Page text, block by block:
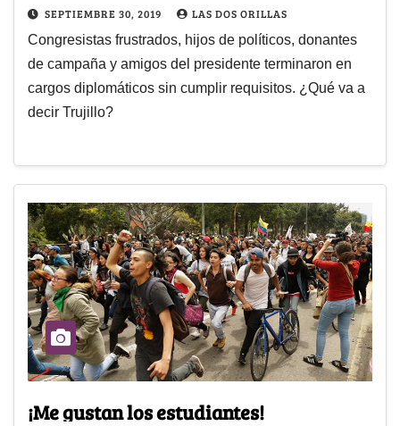
SEPTIEMBRE 30, 2019 LAS DOS ORILLAS
Congresistas frustrados, hijos de políticos, donantes
de campaña y amigos del presidente terminaron en
cargos diplomáticos sin cumplir requisitos. ¿Qué va a
decir Trujillo?
¡Me gustan los estudiantes!